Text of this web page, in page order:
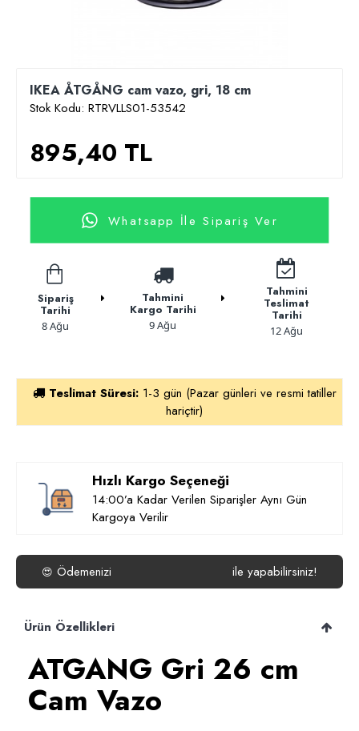
IKEA ÅTGÅNG cam vazo, gri, 18 cm
Stok Kodu: RTRVLLS01-53542
895,40 TL
Whatsapp İle Sipariş Ver
Sipariş
Tarihi
8 Ağu
Tahmini
Kargo Tarihi
9 Ağu
Tahmini
Teslimat
Tarihi
12 Ağu
Teslimat Süresi: 1-3 gün (Pazar günleri ve resmi tatiller
hariçtir)
Hızlı Kargo Seçeneği
14:00’a Kadar Verilen Siparişler Aynı Gün
Kargoya Verilir
😍 Ödemenizi ile yapabilirsiniz!
Ürün Özellikleri
ATGANG Gri 26 cm
Cam Vazo